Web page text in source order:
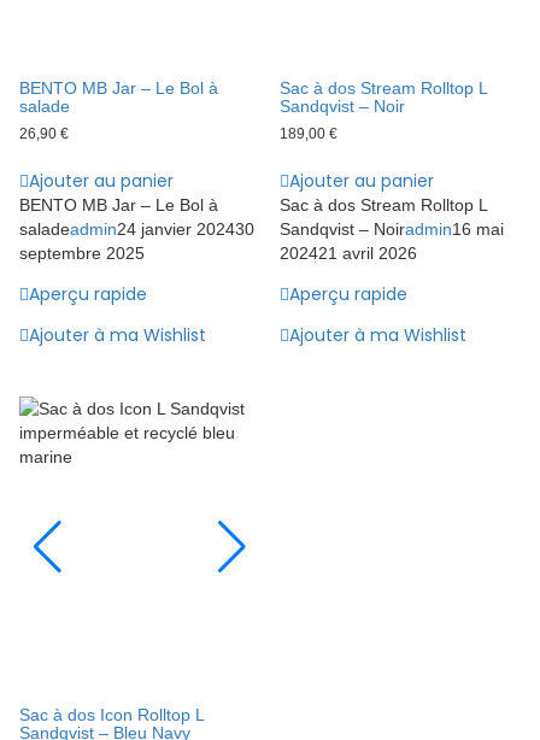
BENTO MB Jar – Le Bol à
salade
26,90 €
Ajouter au panier
BENTO MB Jar – Le Bol à
saladeadmin24 janvier 202430
septembre 2025
Aperçu rapide
Ajouter à ma Wishlist
Sac à dos Stream Rolltop L
Sandqvist – Noir
189,00€
Ajouter au panier
Sac à dos Stream Rolltop L
Sandqvist – Noiradmin16 mai
202421 avril 2026
Aperçu rapide
Ajouter à ma Wishlist
Sac à dos Icon Rolltop L
Sandqvist – Bleu Navy